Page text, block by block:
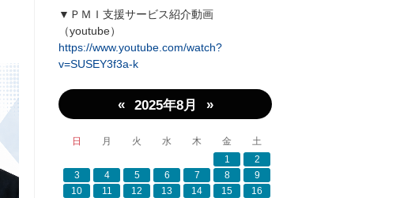
▼ＰＭＩ支援サービス紹介動画
（youtube）
https://www.youtube.com/watch?
v=SUSEY3f3a-k
« 2025年8月 »
日 月 火 水 木 金
土
1
2
3
4 5 6 7 8
9
10
11 12 13 14 15
16